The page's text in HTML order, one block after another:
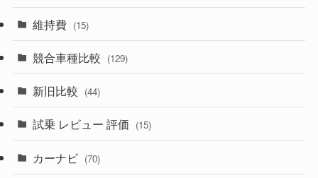
(357)
(328)
(194)
(230)
(253)
(85)
(84)
(14)
(222)
(50)
(58)
(3)
(3)
(5)
(1)
(5)
(7)
(5)
維持費 (15)
競合車種比較 (129)
新旧比較 (44)
試乗 レビュー 評価 (15)
カーナビ (70)